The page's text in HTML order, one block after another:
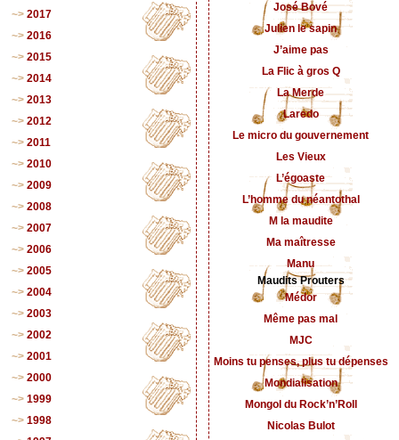
2017
2016
2015
2014
2013
2012
2011
2010
2009
2008
2007
2006
2005
2004
2003
2002
2001
2000
1999
1998
José Bové
Julien le sapin
J’aime pas
La Flic à gros Q
La Merde
Laredo
Le micro du gouvernement
Les Vieux
L’égoaste
L’homme du néantothal
M la maudite
Ma maîtresse
Manu
Maudits Prouters
Médor
Même pas mal
MJC
Moins tu penses, plus tu dépenses
Mondialisation
Mongol du Rock’n’Roll
Nicolas Bulot